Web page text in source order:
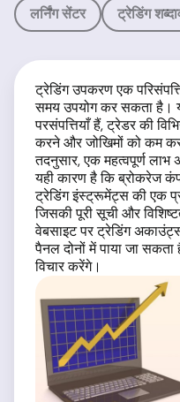
लर्निंग सेंटर ट्रेडिंग
ट्रेडिंग उपकरण एक
समय उपयोग कर सकता है।
परसंपत्तियाँ हैं, ट्रेडर की
करने और जोखिमों को कम
तदनुसार, एक महत्वपूर्ण लाभ
यही कारण है कि ब्रोकरेज
ट्रेडिंग इंस्ट्रूमेंट्स की एक
जिसकी पूरी सूची और
वेबसाइट पर ट्रेडिंग
पैनल दोनों में पाया जा
विचार करेंगे।